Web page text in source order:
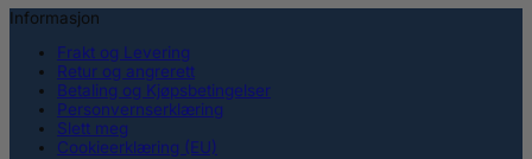
Informasjon
Frakt og Levering
Retur og angrerett
Betaling og Kjøpsbetingelser
Personvernserklæring
Slett meg
Cookieerklæring (EU)